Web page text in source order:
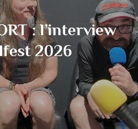
: l’interview
2026